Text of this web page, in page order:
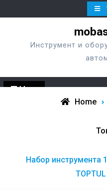
to
Инструмент и
Menu
Home
Набор инструмента